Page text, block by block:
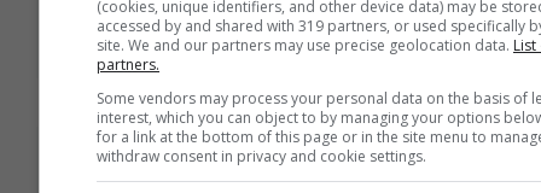
Feb 26, 2012
Paul Walker: oltre che attore anche
(cookies, unique identifiers, and other device data) may be
accessed by and shared with 319 partners, or used specifically
site. We and our partners may use precise geolocation data. List
partners.
Some vendors may process your personal data on the basis of
interest, which you can object to by managing your options
for a link at the bottom of this page or in the site menu to
withdraw consent in privacy and cookie settings.